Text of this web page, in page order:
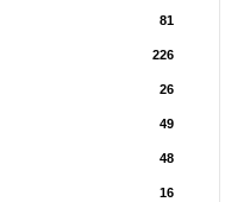
81
226
26
49
48
16